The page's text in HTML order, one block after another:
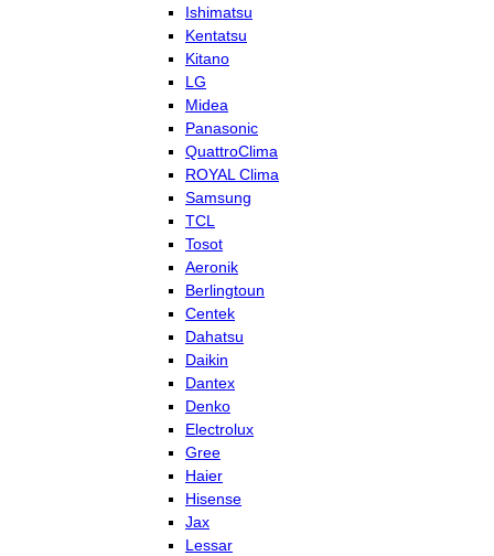
Ishimatsu
Kentatsu
Kitano
LG
Midea
Panasonic
QuattroClima
ROYAL Clima
Samsung
TCL
Tosot
Aeronik
Berlingtoun
Centek
Dahatsu
Daikin
Dantex
Denko
Electrolux
Gree
Haier
Hisense
Jax
Lessar